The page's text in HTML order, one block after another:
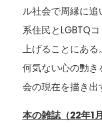
ル社会で周縁に
系住民とLGBTQ
上げることにあ
何気ない心の動
会の現在を描き出
本の雑誌（22年